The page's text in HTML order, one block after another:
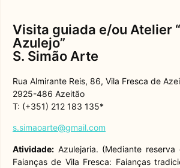
Visita guiada e/ou Atelier
Azulejo”
S. Simão Arte
Rua Almirante Reis, 86, Vila Fresca de
2925-486 Azeitão
T: (+351) 212 183 135*
s.simaoarte@gmail.com
Atividade: Azulejaria. (Mediante
Faianças de Vila Fresca: Faianças